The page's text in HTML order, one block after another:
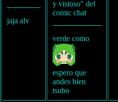
jaja alv
y vistoso" del
comic chat
verde como
espero que
andes bien
tsubo